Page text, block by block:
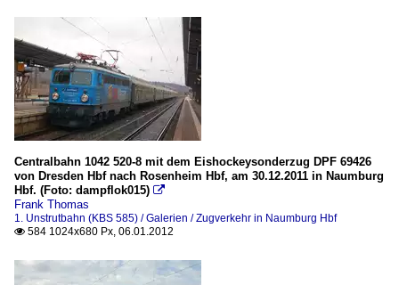
Centralbahn 1042 520-8 mit dem Eishockeysonderzug DPF 69426
von Dresden Hbf nach Rosenheim Hbf, am 30.12.2011 in Naumburg
Hbf. (Foto: dampflok015) 
Frank Thomas
1. Unstrutbahn (KBS 585) / Galerien / Zugverkehr in Naumburg Hbf
 584 1024x680 Px, 06.01.2012